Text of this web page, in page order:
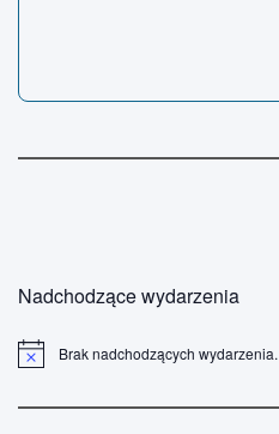
Nadchodzące wydarzenia
Brak nadchodzących wydarzenia.